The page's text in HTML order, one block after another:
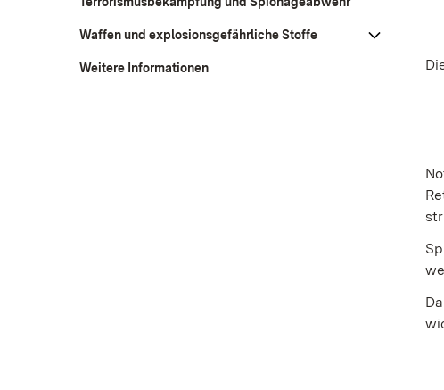
Waffen und explosionsgefährliche Stoffe
Weitere Informationen